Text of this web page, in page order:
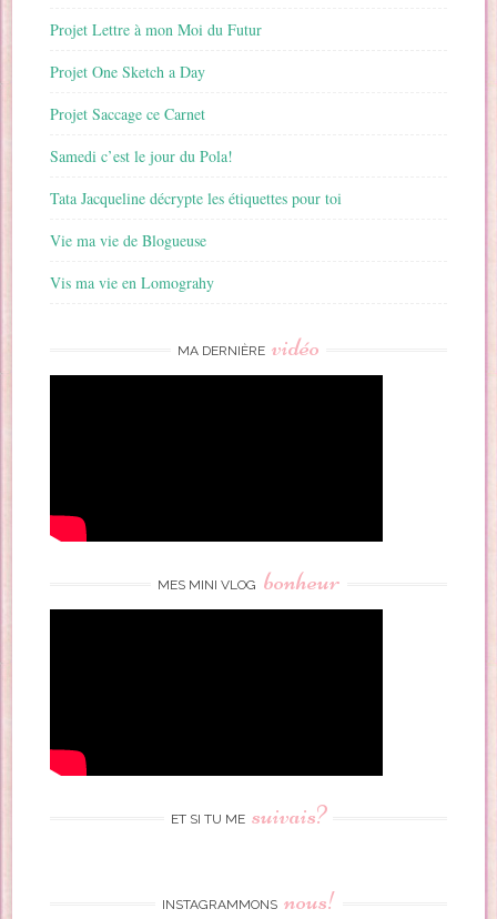
Projet Lettre à mon Moi du Futur
Projet One Sketch a Day
Projet Saccage ce Carnet
Samedi c’est le jour du Pola!
Tata Jacqueline décrypte les étiquettes pour toi
Vie ma vie de Blogueuse
Vis ma vie en Lomograhy
MA DERNIÈRE vidéo
MES MINI VLOG bonheur
ET SI TU ME suivais?
INSTAGRAMMONS nous!